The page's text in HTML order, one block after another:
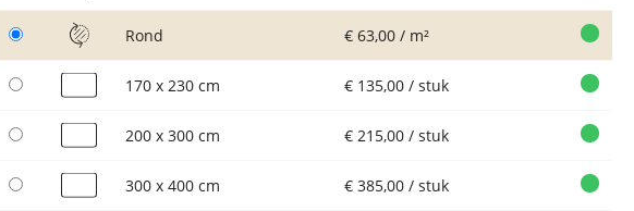
Rond € 63,00 / m²
170 x 230 cm € 135,00 / stuk
200 x 300 cm € 215,00 / stuk
300 x 400 cm € 385,00 / stuk